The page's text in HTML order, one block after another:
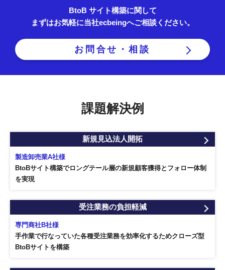
BtoB サイト構築に関して
まずはお気軽に当社ecbeingへご相談ください。
お問合せ・相談
課題解決例
新規見込法人開拓
製造卸売業A社様
BtoBサイト構築でロングテール層の新規顧客獲得とフォロー体制
を実現
受注業務の負担軽減
専門商社B社様
手作業で行なっていた各種受注業務を効率化するためクローズ型
BtoBサイトを構築